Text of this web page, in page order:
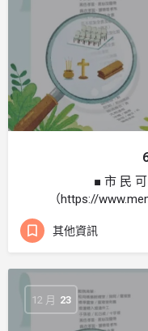
■ 市 民
（https://
其他資訊
12 月 23